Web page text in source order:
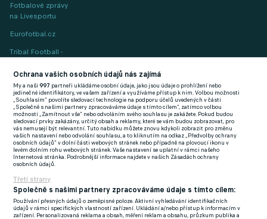
Fotbalové zprávy
na Livesportu
Eurofotbal.cz
Tribal Football -
(EN)
FlashFutbal (SK)
Tenisportal.cz
Tenisové zprávy
na Livesportu
Podmínky užití GDPR a žurnalistika
Ochrana vašich osobních údajů nás zajímá
My a naši997 partneři ukládáme osobní údaje, jako jsou údaje o prohlížení nebo
jedinečné identifikátory, ve vašem zařízení a využíváme přístup k nim. Volbou možnosti
„Souhlasím“ povolíte sledovací technologie na podporu účelů uvedených v části
„Společně s našimi partnery zpracováváme údaje s tímto cílem“, zatímco volbou
možnosti „Zamítnout vše“ nebo odvoláním svého souhlasu je zakážete. Pokud budou
sledovací prvky zakázány, určitý obsah a reklamy, které se vám budou zobrazovat, pro
vás nemusejí být relevantní. Tuto nabídku můžete znovu kdykoli zobrazit pro změnu
vašich nastavení nebo odvolání souhlasu, a to kliknutím na odkaz „Předvolby ochrany
osobních údajů“ v dolní části webových stránek nebo případně na plovoucí ikonu v
levém dolním rohu webových stránek. Vaše nastavení se uplatní v rámci našeho
Internetová stránka. Podrobnější informace najdete v našich Zásadách ochrany
osobních údajů.
Třetí strany
Společně s našimi partnery zpracováváme údaje s tímto cílem:
Používání přesných údajů o zeměpisné poloze. Aktivní vyhledávání identifikačních
údajů v rámci specifických vlastností zařízení. Ukládání a/nebo přístup k informacím v
zařízení. Personalizovaná reklama a obsah, měření reklam a obsahu, průzkum publika a